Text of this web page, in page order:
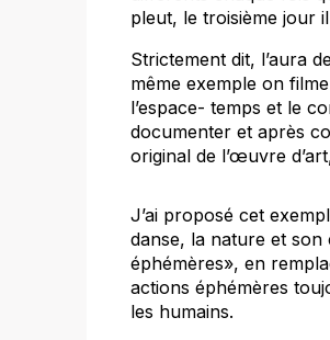
pleut, le troisième jour
Strictement dit, l’aura
même exemple on
l’espace- temps et le
documenter et après
original de l’œuvre
J’ai proposé cet
danse, la nature et
éphémères», en
actions éphémères
les humains.